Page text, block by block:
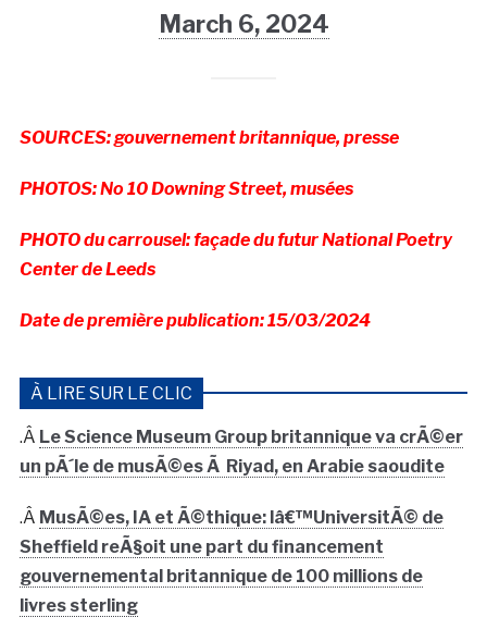
March 6, 2024
SOURCES: gouvernement britannique, presse
PHOTOS: No 10 Downing Street, musées
PHOTO du carrousel: façade du futur National Poetry
Center de Leeds
Date de première publication: 15/03/2024
À LIRE SUR LE CLIC
.Â Le Science Museum Group britannique va crÃ©er
un pÃ´le de musÃ©es Ã Riyad, en Arabie saoudite
.Â MusÃ©es, IA et Ã©thique: lâ€™UniversitÃ© de
Sheffield reÃ§oit une part du financement
gouvernemental britannique de 100 millions de
livres sterling